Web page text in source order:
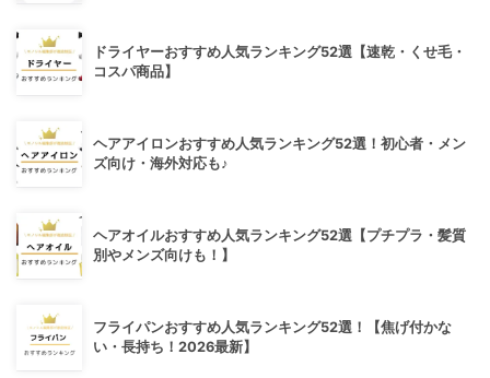
ドライヤーおすすめ人気ランキング52選【速乾・くせ毛・
コスパ商品】
ヘアアイロンおすすめ人気ランキング52選！初心者・メン
ズ向け・海外対応も♪
ヘアオイルおすすめ人気ランキング52選【プチプラ・髪質
別やメンズ向けも！】
フライパンおすすめ人気ランキング52選！【焦げ付かな
い・長持ち！2026最新】